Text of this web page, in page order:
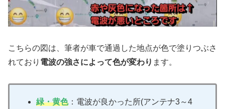
こちらの図は、筆者が車で通過した地点が色で塗りつぶさ
れており 電波の強さによって色が変わり ます。
緑・黄色：電波が良かった所(アンテナ3～4